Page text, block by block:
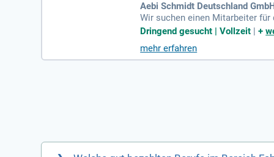
Aebi Schmidt Deutschland
Wir suchen einen Mitarbeiter
ve Prototypen aufbaut. Zu Ihren
rantwortlich für die Auswertung
ne Ausbildung als Mechaniker,
e sind erforderlich. Zudem
Dringend gesucht | Vollzeit |+
mehr erfahren